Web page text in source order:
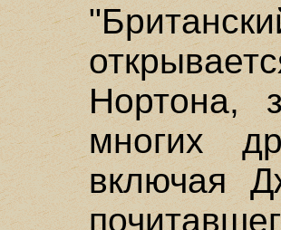
Нортона,
многих
включая